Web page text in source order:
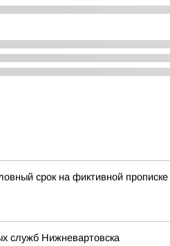
срок на фиктивной
служб Нижневартовска